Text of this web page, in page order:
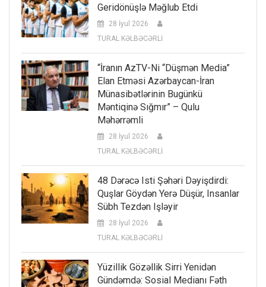
Geridönüşlə Məğlub Etdi
28 İyul 2026
TURAL KƏLBƏCƏRLİ
“İranın AzTV-Ni “düşmən Media”
Elan Etməsi Azərbaycan-İran
Münasibətlərinin Bugünkü
Məntiqinə Sığmır” – Qulu
Məhərrəmli
28 İyul 2026
TURAL KƏLBƏCƏRLİ
48 Dərəcə Isti Şəhəri Dəyişdirdi:
Quşlar Göydən Yerə Düşür, Insanlar
Sübh Tezdən Işləyir
28 İyul 2026
TURAL KƏLBƏCƏRLİ
Yüzillik Gözəllik Sirri Yenidən
Gündəmdə: Sosial Medianı Fəth